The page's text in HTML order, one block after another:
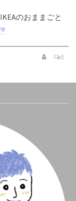
のおままごと
0